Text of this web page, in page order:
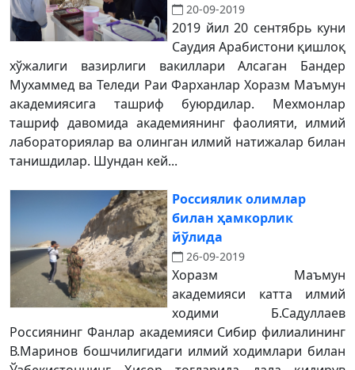
20-09-2019
2019 йил 20 сентябрь куни
Саудия Арабистони қишлоқ
хўжалиги вазирлиги вакиллари Алсаган Бандер
Мухаммед ва Теледи Раи Фарханлар Хоразм Маъмун
академиясига ташриф буюрдилар. Мехмонлар
ташриф давомида академиянинг фаолияти, илмий
лабораториялар ва олинган илмий натижалар билан
танишдилар. Шундан кей...
Россиялик олимлар
билан ҳамкорлик
йўлида
26-09-2019
Хоразм Маъмун
академияси катта илмий
ходими Б.Садуллаев
Россиянинг Фанлар академияси Сибир филиалининг
В.Маринов бошчилигидаги илмий ходимлари билан